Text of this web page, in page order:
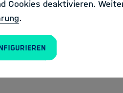
Cookies deaktivieren.
.